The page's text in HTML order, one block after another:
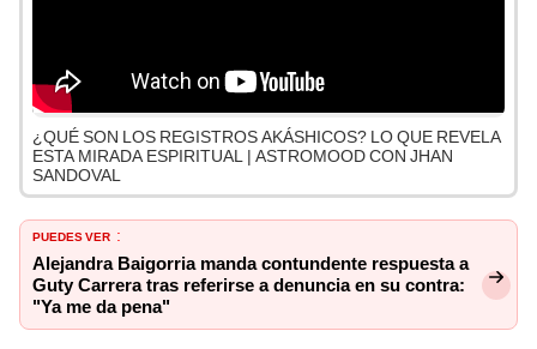
¿QUÉ SON LOS REGISTROS AKÁSHICOS? LO QUE REVELA
ESTA MIRADA ESPIRITUAL | ASTROMOOD CON JHAN
SANDOVAL
PUEDES VER :
Alejandra Baigorria manda contundente respuesta a
Guty Carrera tras referirse a denuncia en su contra:
"Ya me da pena"